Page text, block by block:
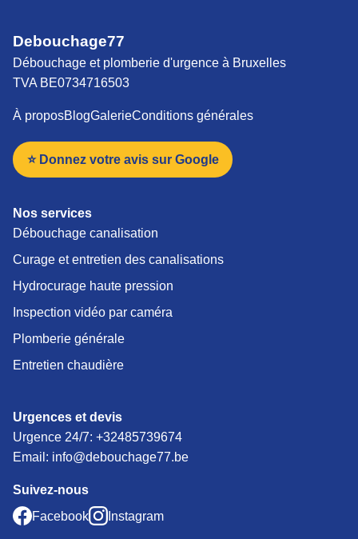
Debouchage77
Débouchage et plomberie d'urgence à Bruxelles
TVA BE0734716503
À proposBlogGalerieConditions générales
⭐ Donnez votre avis sur Google
Nos services
Débouchage canalisation
Curage et entretien des canalisations
Hydrocurage haute pression
Inspection vidéo par caméra
Plomberie générale
Entretien chaudière
Urgences et devis
Urgence 24/7: +32485739674
Email: info@debouchage77.be
Suivez-nous
Facebook
Instagram